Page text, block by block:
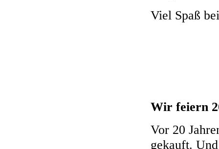
Viel Spaß
Wir feiern
Vor 20
gekauft.